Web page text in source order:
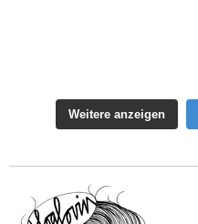
Weitere anzeigen